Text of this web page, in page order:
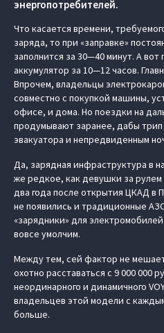
энергопотребителей.
Что касается времени,
заряда, то при «заправке»
заполнится за 30—40 минут. А
аккумулятор за 10—12 часов.
Впрочем, владельцы
совместно с покупкой машины,
офисе, и дома. Но поездки на
продумывают заранее, дабы трип
эвакуатора и непредвиденным
Да, зарядная инфраструктура в
же редкое, как девушки за рулем
два года после открытия ЦКАД в
не появились и традиционные
«зарядники» для
вовсе умолчим.
Между тем, сей фактор не
охотно расставаться с 9 000 000
неординарного и динамичного
владельцев этой модели с
больше.